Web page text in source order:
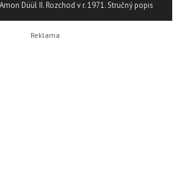
Düül II. Rozchod v r. 1971.Stručný popis